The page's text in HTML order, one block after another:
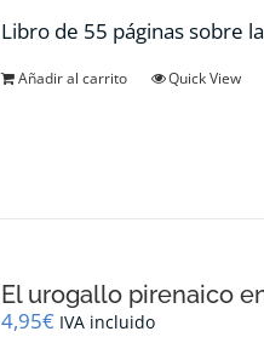
Libro de 55 páginas sobre
Añadir al carrito Quick View
El urogallo pirenaico
4,95€ IVA incluido